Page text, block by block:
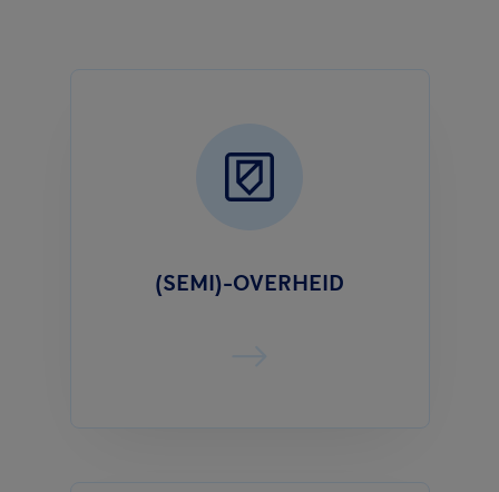
(SEMI)-OVERHEID